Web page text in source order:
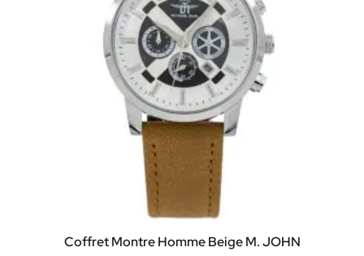
Coffret Montre Homme Beige M. JOHN